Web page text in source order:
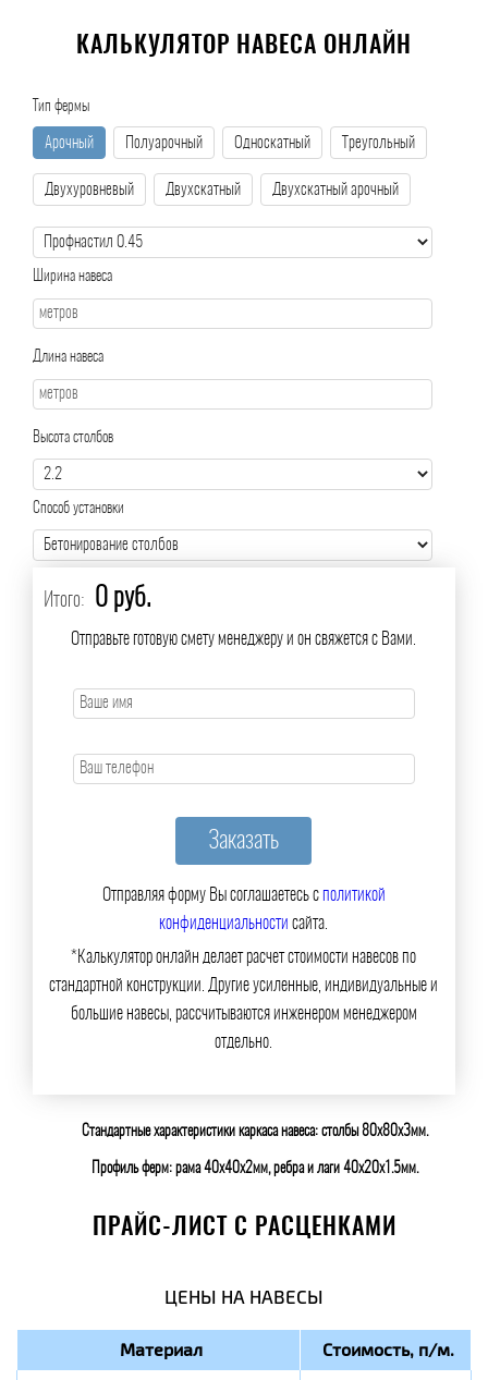
КАЛЬКУЛЯТОР НАВЕСА ОНЛАЙН
Тип фермы
Арочный Полуарочный Односкатный Треугольный
Двухуровневый Двухскатный Двухскатный арочный
Ширина навеса
Длина навеса
Высота столбов
Способ установки
Итого: 0 руб.
Отправьте готовую смету менеджеру и он свяжется с Вами.
Отправляя форму Вы соглашаетесь сполитикой
конфиденциальности сайта.
*Калькулятор онлайн делает расчет стоимости навесов по
стандартной конструкции. Другие усиленные, индивидуальные и
большие навесы, рассчитываются инженером менеджером
отдельно.
Стандартные характеристики каркаса навеса: столбы 80х80х3мм.
Профиль ферм: рама 40х40х2мм, ребра и лаги 40х20х1.5мм.
ПРАЙС-ЛИСТ С РАСЦЕНКАМИ
ЦЕНЫ НА НАВЕСЫ
Материал Стоимость, п/м.